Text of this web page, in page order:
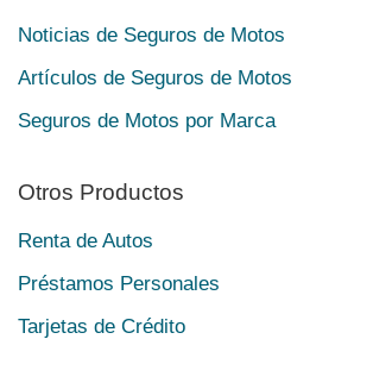
Noticias de Seguros de Motos
Artículos de Seguros de Motos
Seguros de Motos por Marca
Otros Productos
Renta de Autos
Préstamos Personales
Tarjetas de Crédito